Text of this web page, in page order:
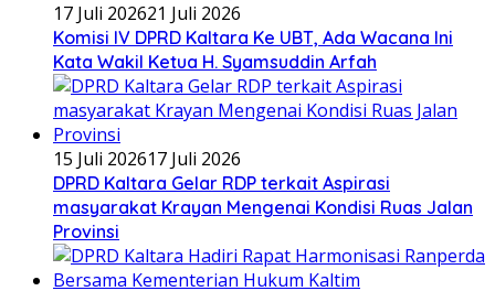
17 Juli 202621 Juli 2026
Komisi IV DPRD Kaltara Ke UBT, Ada Wacana Ini
Kata Wakil Ketua H. Syamsuddin Arfah
15 Juli 202617 Juli 2026
DPRD Kaltara Gelar RDP terkait Aspirasi
masyarakat Krayan Mengenai Kondisi Ruas Jalan
Provinsi